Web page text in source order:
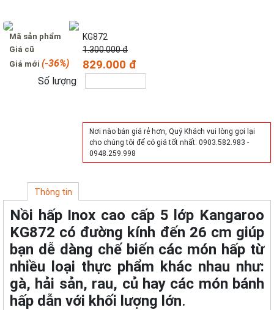
Mã sản phẩm KG872
Giá cũ 1.300.000 đ
Giá mới (-36%) 829.000 đ
Số lượng
Nơi nào bán giá rẻ hơn, Quý Khách vui lòng gọi lại
cho chúng tôi để có giá tốt nhất: 0903.582.983 -
0948.259.998
Thông tin
Nồi hấp Inox cao cấp 5 lớp Kangaroo
KG872 có đường kính đến 26 cm giúp
bạn dễ dàng chế biến các món hấp từ
nhiều loại thực phẩm khác nhau như:
gà, hải sản, rau, củ hay các món bánh
hấp dẫn với khối lượng lớn.